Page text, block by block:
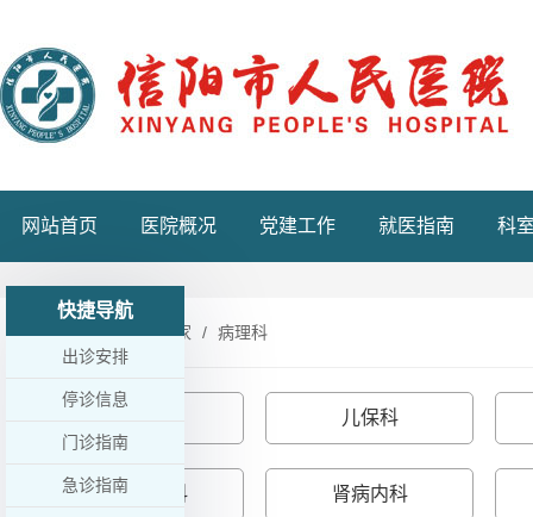
网站首页 医院概况 党建工作 就医指南 科
首页 名医专家 病理科
儿保科
健康管理科 肾病内科
快捷导航
出诊安排
停诊信息
门诊指南
急诊指南